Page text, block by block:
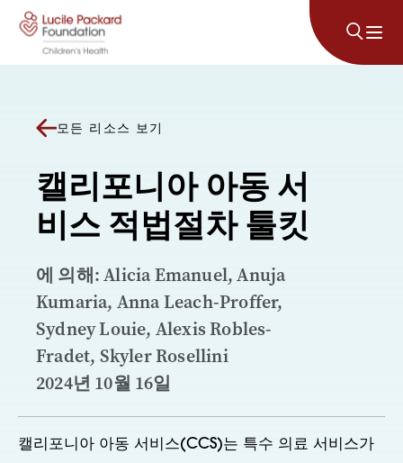
콘텐츠로 건너뛰기
모든 리소스 보기
캘리포니아 아동 서
비스 적법절차 툴킷
에 의해: Alicia Emanuel, Anuja
Kumaria, Anna Leach-Proffer,
Sydney Louie, Alexis Robles-
Fradet, Skyler Rosellini
2024년 10월 16일
캘리포니아 아동 서비스(CCS)는 특수 의료 서비스가